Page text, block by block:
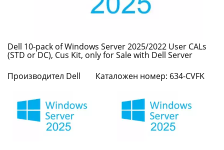
User
CALs
(STD
or
DC),
Dell 10-pack of Windows Server 2025/2022 User CALs
(STD or DC), Cus Kit, only for Sale with Dell Server
Производител Dell
Каталожен номер: 634-CVFK